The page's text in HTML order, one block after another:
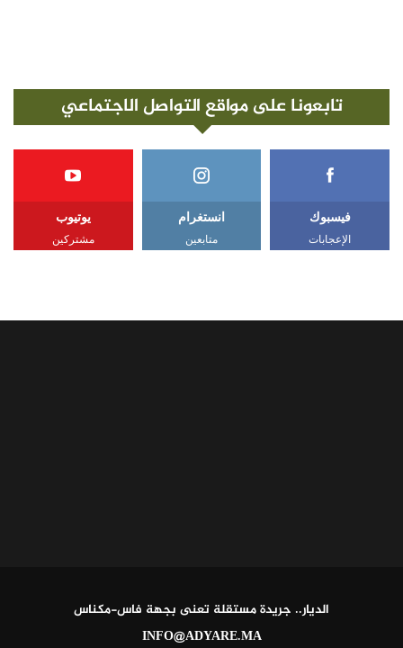
تابعونا على مواقع التواصل الاجتماعي
فيسبوك
الإعجابات
انستغرام
متابعين
يوتيوب
مشتركين
الديار.. جريدة مستقلة تعنى بجهة فاس-مكناس
INFO@ADYARE.MA